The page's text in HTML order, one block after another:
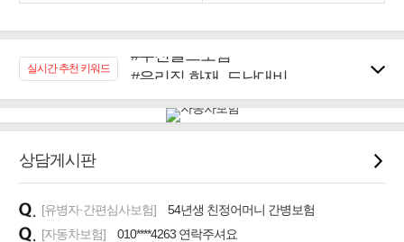
실시간 추천 키워드
#우리집 화재, 도난대비
#임플란트, 치아치료보장
#무해지 건강보험
#바뀌기전에 4세대 가입
상담게시판
[유병자·간편심사보험]
54년생 친정어머니 간병보험
[자동차보험]
010****4263 연락주셔요